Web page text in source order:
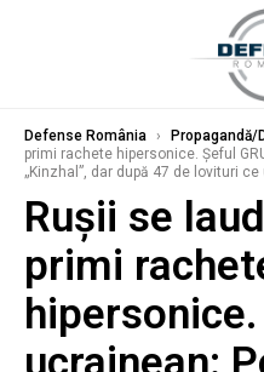
Defense România ›
primi rachete hipersonice. Șeful
„Kinzhal”, dar după 47 de lovituri
Rușii se
primi